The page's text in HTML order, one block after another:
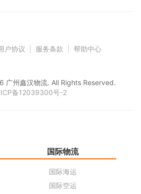
户协议 服务条款 帮助中心
州鑫汉物流. All Rights Reserved.
备12039300号-2
国际物流
国际海运
国际空运